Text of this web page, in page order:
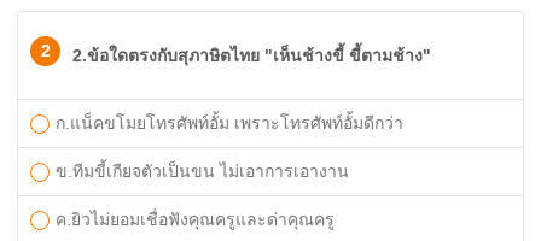
2 2.ข้อใดตรงกับสุภาษิตไทย "เห็นช้างขี้ ขี้ตามช้าง"
ก.แน็คขโมยโทรศัพท์อั้ม เพราะโทรศัพท์อั้มดีกว่า
ข.ทีมขี้เกียจตัวเป็นขน ไม่เอาการเอางาน
ค.ยิวไม่ยอมเชื่อฟังคุณครูและด่าคุณครู